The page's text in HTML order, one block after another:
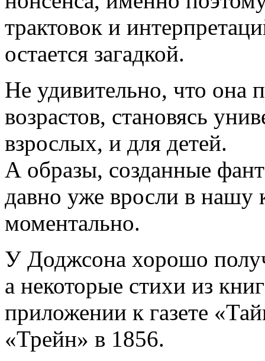
трактовок и
остается загадкой.
Не удивительно, что она
возрастов, становясь
взрослых, и для детей.
А образы, созданные
давно уже вросли в нашу
моментально.
У Доджсона хорошо
а некоторые стихи из
приложении к газете
«Трейн» в 1856.